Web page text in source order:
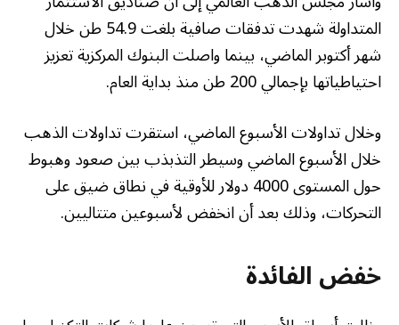
المتداولة شهدت تدفقات صافية بلغت 54.9 طن خلال
شهر أكتوبر الماضي، بينما واصلت البنوك المركزية تعزيز
احتياطياتها بإجمالي 200 طن منذ بداية العام.
وخلال تداولات الأسبوع الماضي، استقرت تداولات الذهب
خلال الأسبوع الماضي وسيطر التذبذب بين صعود وهبوط
حول المستوى 4000 دولار للأوقية في نطاق ضيق على
التحركات، وذلك بعد أن انخفض لأسبوعين متتاليين.
خفض الفائدة